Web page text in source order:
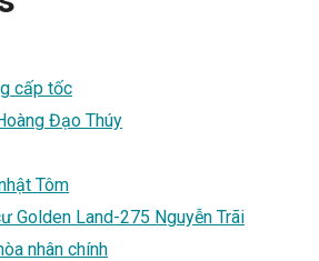
cấp tốc
Đạo Thúy
Tôm
Golden Land-275 Nguyễn Trãi
nhân chính